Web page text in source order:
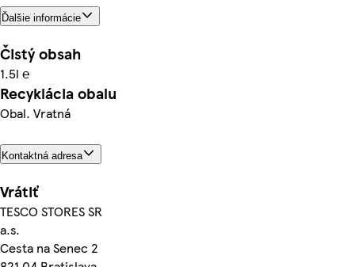
Ďalšie informácie
Čistý obsah
1.5l ℮
Recyklácia obalu
Obal. Vratná
Kontaktná adresa
Vrátiť
TESCO STORES SR
a.s.
Cesta na Senec 2